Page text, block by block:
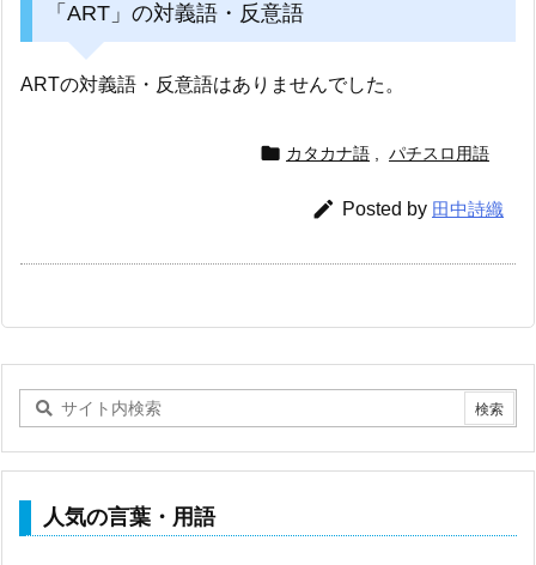
「ART」の対義語・反意語
ARTの対義語・反意語はありませんでした。
 カタカナ語 パチスロ用語
 Posted by 田中詩織
人気の言葉・用語